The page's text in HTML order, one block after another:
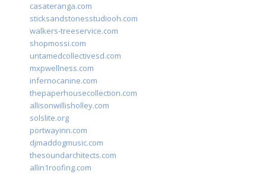
casateranga.com
sticksandstonesstudiooh.com
walkers-treeservice.com
shopmossi.com
untamedcollectivesd.com
mxpwellness.com
infernocanine.com
thepaperhousecollection.com
allisonwillisholley.com
solslite.org
portwayinn.com
djmaddogmusic.com
thesoundarchitects.com
allin1roofing.com